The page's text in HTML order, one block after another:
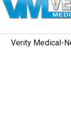
Verity Medical-